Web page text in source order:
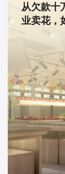
从欠款十
业卖花，